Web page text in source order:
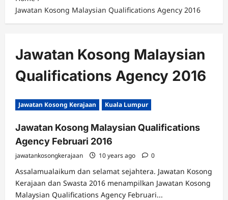
Jawatan Kosong Malaysian Qualifications Agency 2016
Jawatan Kosong Malaysian
Qualifications Agency 2016
Jawatan Kosong Kerajaan Kuala Lumpur
Jawatan Kosong Malaysian Qualifications
Agency Februari 2016
jawatankosongkerajaan 10 years ago 0
Assalamualaikum dan selamat sejahtera. Jawatan Kosong
Kerajaan dan Swasta 2016 menampilkan Jawatan Kosong
Malaysian Qualifications Agency Februari...